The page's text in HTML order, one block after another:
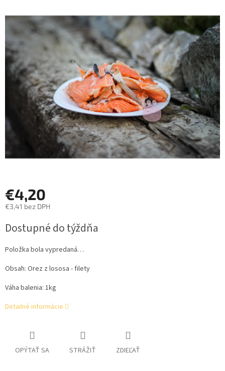
je
z
5
hviezdičiek.
€4,20
€3,41 bez DPH
cena:
Dostupné do týždňa
Položka bola vypredaná…
Obsah: Orez z lososa - filety
Váha balenia: 1kg
Detailné informácie
OPÝTAŤ SA STRÁŽIŤ ZDIEĽAŤ